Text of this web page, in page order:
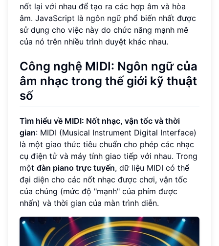
nốt lại với nhau để tạo ra các hợp âm và hòa
âm. JavaScript là ngôn ngữ phổ biến nhất được
sử dụng cho việc này do chức năng mạnh mẽ
của nó trên nhiều trình duyệt khác nhau.
Công nghệ MIDI: Ngôn ngữ của
âm nhạc trong thế giới kỹ thuật
số
Tìm hiểu về MIDI: Nốt nhạc, vận tốc và thời
gian: MIDI (Musical Instrument Digital Interface)
là một giao thức tiêu chuẩn cho phép các nhạc
cụ điện tử và máy tính giao tiếp với nhau. Trong
một đàn piano trực tuyến, dữ liệu MIDI có thể
đại diện cho các nốt nhạc được chơi, vận tốc
của chúng (mức độ "mạnh" của phím được
nhấn) và thời gian của màn trình diễn.